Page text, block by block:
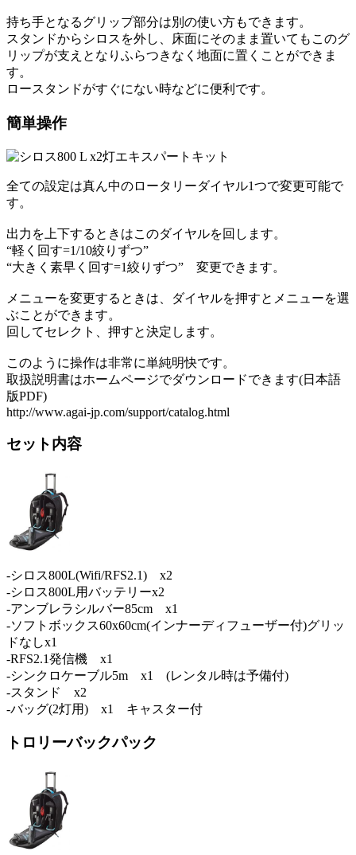
持ち手となるグリップ部分は別の使い方もできます。
スタンドからシロスを外し、床面にそのまま置いてもこのグ
リップが支えとなりふらつきなく地面に置くことができま
す。
ロースタンドがすぐにない時などに便利です。
簡単操作
全ての設定は真ん中のロータリーダイヤル1つで変更可能で
す。
出力を上下するときはこのダイヤルを回します。
“軽く回す=1/10絞りずつ”
“大きく素早く回す=1絞りずつ” 変更できます。
メニューを変更するときは、ダイヤルを押すとメニューを選
ぶことができます。
回してセレクト、押すと決定します。
このように操作は非常に単純明快です。
取扱説明書はホームページでダウンロードできます(日本語
版PDF)
http://www.agai-jp.com/support/catalog.html
セット内容
-シロス800L(Wifi/RFS2.1) x2
-シロス800L用バッテリーx2
-アンブレラシルバー85cm x1
-ソフトボックス60x60cm(インナーディフューザー付)グリッ
ドなしx1
-RFS2.1発信機 x1
-シンクロケーブル5m x1 (レンタル時は予備付)
-スタンド x2
-バッグ(2灯用) x1 キャスター付
トロリーバックパック